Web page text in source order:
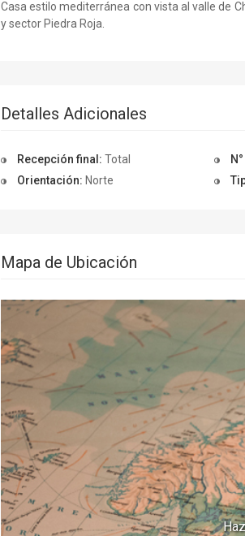
Casa estilo mediterránea con vista al valle de
y sector Piedra Roja.
Detalles Adicionales
Recepción final: Total
Orientación: Norte
Mapa de Ubicación